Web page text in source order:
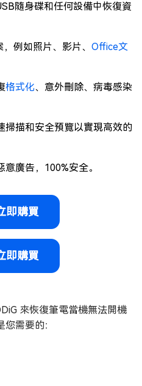
隨身碟和任何設備中恢復資
例如照片、影片、 Office文
格式化、意外刪除、病毒感染
掃描和安全預覽以實現高效的
廣告，100%安全。
即購買
即購買
來恢復筆電當機無法開機
需要的：